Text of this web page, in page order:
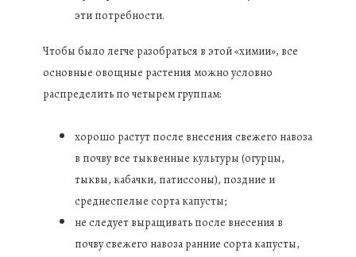
эти потребности.
Чтобы было легче разобраться в этой «химии», все
основные овощные растения можно условно
распределить по четырем группам:
хорошо растут после внесения свежего навоза
в почву все тыквенные культуры (огурцы,
тыквы, кабачки, патиссоны), поздние и
среднеспелые сорта капусты;
не следует выращивать после внесения в
почву свежего навоза ранние сорта капусты,